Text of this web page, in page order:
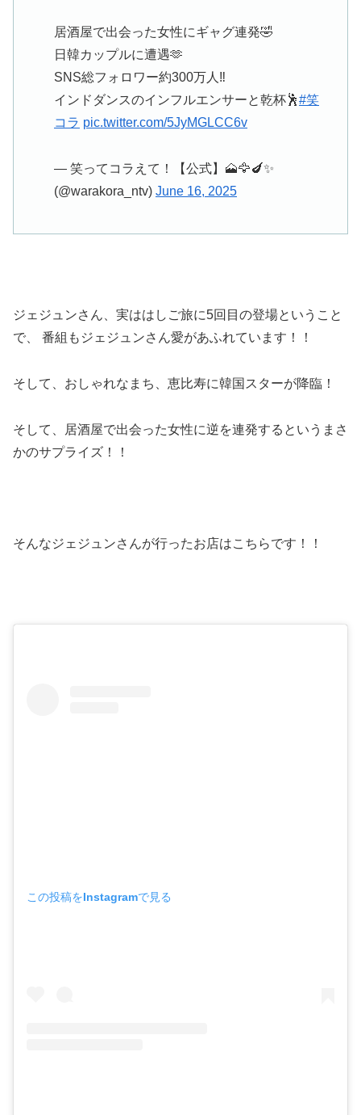
居酒屋で出会った女性にギャグ連発🤣
日韓カップルに遭遇🫶
SNS総フォロワー約300万人‼️
インドダンスのインフルエンサーと乾杯🕺#笑
コラ pic.twitter.com/5JyMGLCC6v
— 笑ってコラえて！【公式】🗻🦅🍆✨
(@warakora_ntv) June 16, 2025
ジェジュンさん、実ははしご旅に5回目の登場ということ
で、 番組もジェジュンさん愛があふれています！！
そして、おしゃれなまち、恵比寿に韓国スターが降臨！
そして、居酒屋で出会った女性に逆を連発するというまさ
かのサプライズ！！
そんなジェジュンさんが行ったお店はこちらです！！
この投稿をInstagramで見る